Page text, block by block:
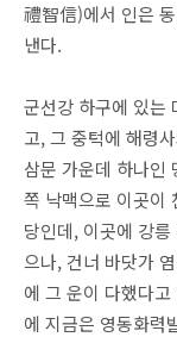
禮智信)에서 인은
낸다.
군선강 하구에 있는
고, 그 중턱에 해령
삼문 가운데 하나인
쪽 낙맥으로 이곳이
당인데, 이곳에 강
으나, 건너 바닷가
에 그 운이 다했다
에 지금은 영동화력